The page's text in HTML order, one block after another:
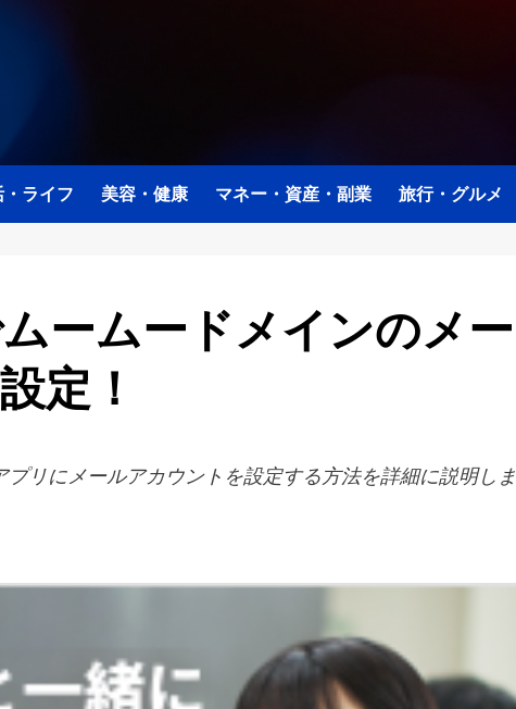
ライフ 美容・健康 マネー・資産・副業 旅行・グルメ
ームードメインのメー
定！
リにメールアカウントを設定する方法を詳細に説明しま